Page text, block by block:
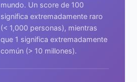
mundo. Un score de 100
significa extremadamente raro
(< 1,000 personas), mientras
que 1 significa extremadamente
común (> 10 millones).